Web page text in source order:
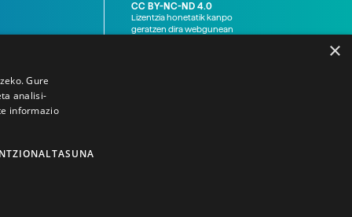
CC BY-NC-ND 4.0
Lizentzia honetatik kanpo
geratzen dira webgunean
×
Gure
analisi-
informazio